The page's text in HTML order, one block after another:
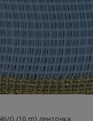
G (10 m) ленточка